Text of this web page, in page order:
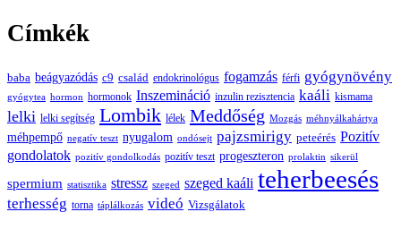
Címkék
baba beágyazódás c9 család endokrinológus fogamzás férfi gyógynövény
gyógytea hormon hormonok Inszemináció inzulin rezisztencia kaáli kismama
lelki lelki segítség Lombik lélek Meddőség Mozgás méhnyálkahártya
méhpempő negatív teszt nyugalom ondósejt pajzsmirigy peteérés Pozitív
gondolatok pozitív gondolkodás pozitív teszt progeszteron prolaktin sikerül
spermium statisztika stressz szeged szeged kaáli teherbeesés
terhesség torna táplálkozás videó Vizsgálatok